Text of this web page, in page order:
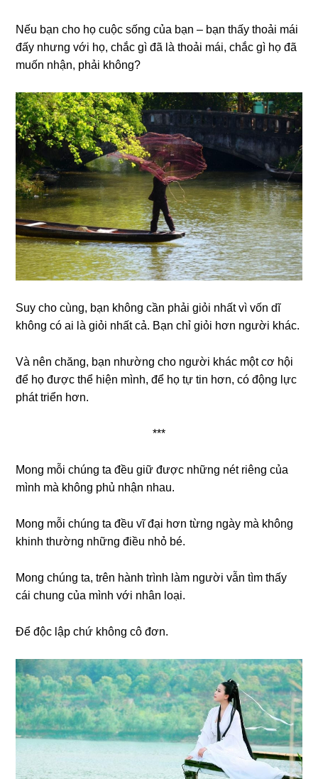
Nếu bạn cho họ cuộc sống của bạn – bạn thấy thoải mái
đấy nhưng với họ, chắc gì đã là thoải mái, chắc gì họ đã
muốn nhận, phải không?
Suy cho cùng, bạn không cần phải giỏi nhất vì vốn dĩ
không có ai là giỏi nhất cả. Bạn chỉ giỏi hơn người khác.
Và nên chăng, bạn nhường cho người khác một cơ hội
để họ được thể hiện mình, để họ tự tin hơn, có động lực
phát triển hơn.
***
Mong mỗi chúng ta đều giữ được những nét riêng của
mình mà không phủ nhận nhau.
Mong mỗi chúng ta đều vĩ đại hơn từng ngày mà không
khinh thường những điều nhỏ bé.
Mong chúng ta, trên hành trình làm người vẫn tìm thấy
cái chung của mình với nhân loại.
Để độc lập chứ không cô đơn.